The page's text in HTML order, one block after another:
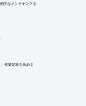
的なメンテナンスを
作業効率を高めま